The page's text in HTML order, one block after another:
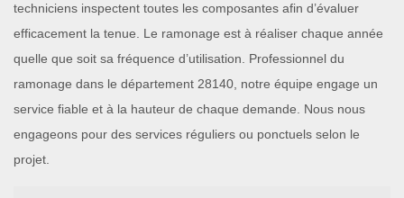
techniciens inspectent toutes les composantes afin d’évaluer
efficacement la tenue. Le ramonage est à réaliser chaque année
quelle que soit sa fréquence d’utilisation. Professionnel du
ramonage dans le département 28140, notre équipe engage un
service fiable et à la hauteur de chaque demande. Nous nous
engageons pour des services réguliers ou ponctuels selon le
projet.